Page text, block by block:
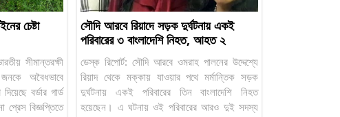
চেষ্টা
সীমান্তরক্ষী
অবৈধভাবে
বর্ডার গার্ড
প্রেস বিজ্ঞপ্তিতে
সৌদি আরবে রিয়াদে সড়ক দুর্ঘটনায় একই
পরিবারের ৩ বাংলাদেশি নিহত, আহত ২
ডেস্ক রিপোর্ট: সৌদি আরবে ওমরাহ পালনের উদ্দেশ্যে
রিয়াদ থেকে মক্কায় যাওয়ার পথে মর্মান্তিক সড়ক
দুর্ঘটনায় একই পরিবারের তিন বাংলাদেশি নিহত
হয়েছেন। এ ঘটনায় ওই পরিবারের আরও দুই সদস্য